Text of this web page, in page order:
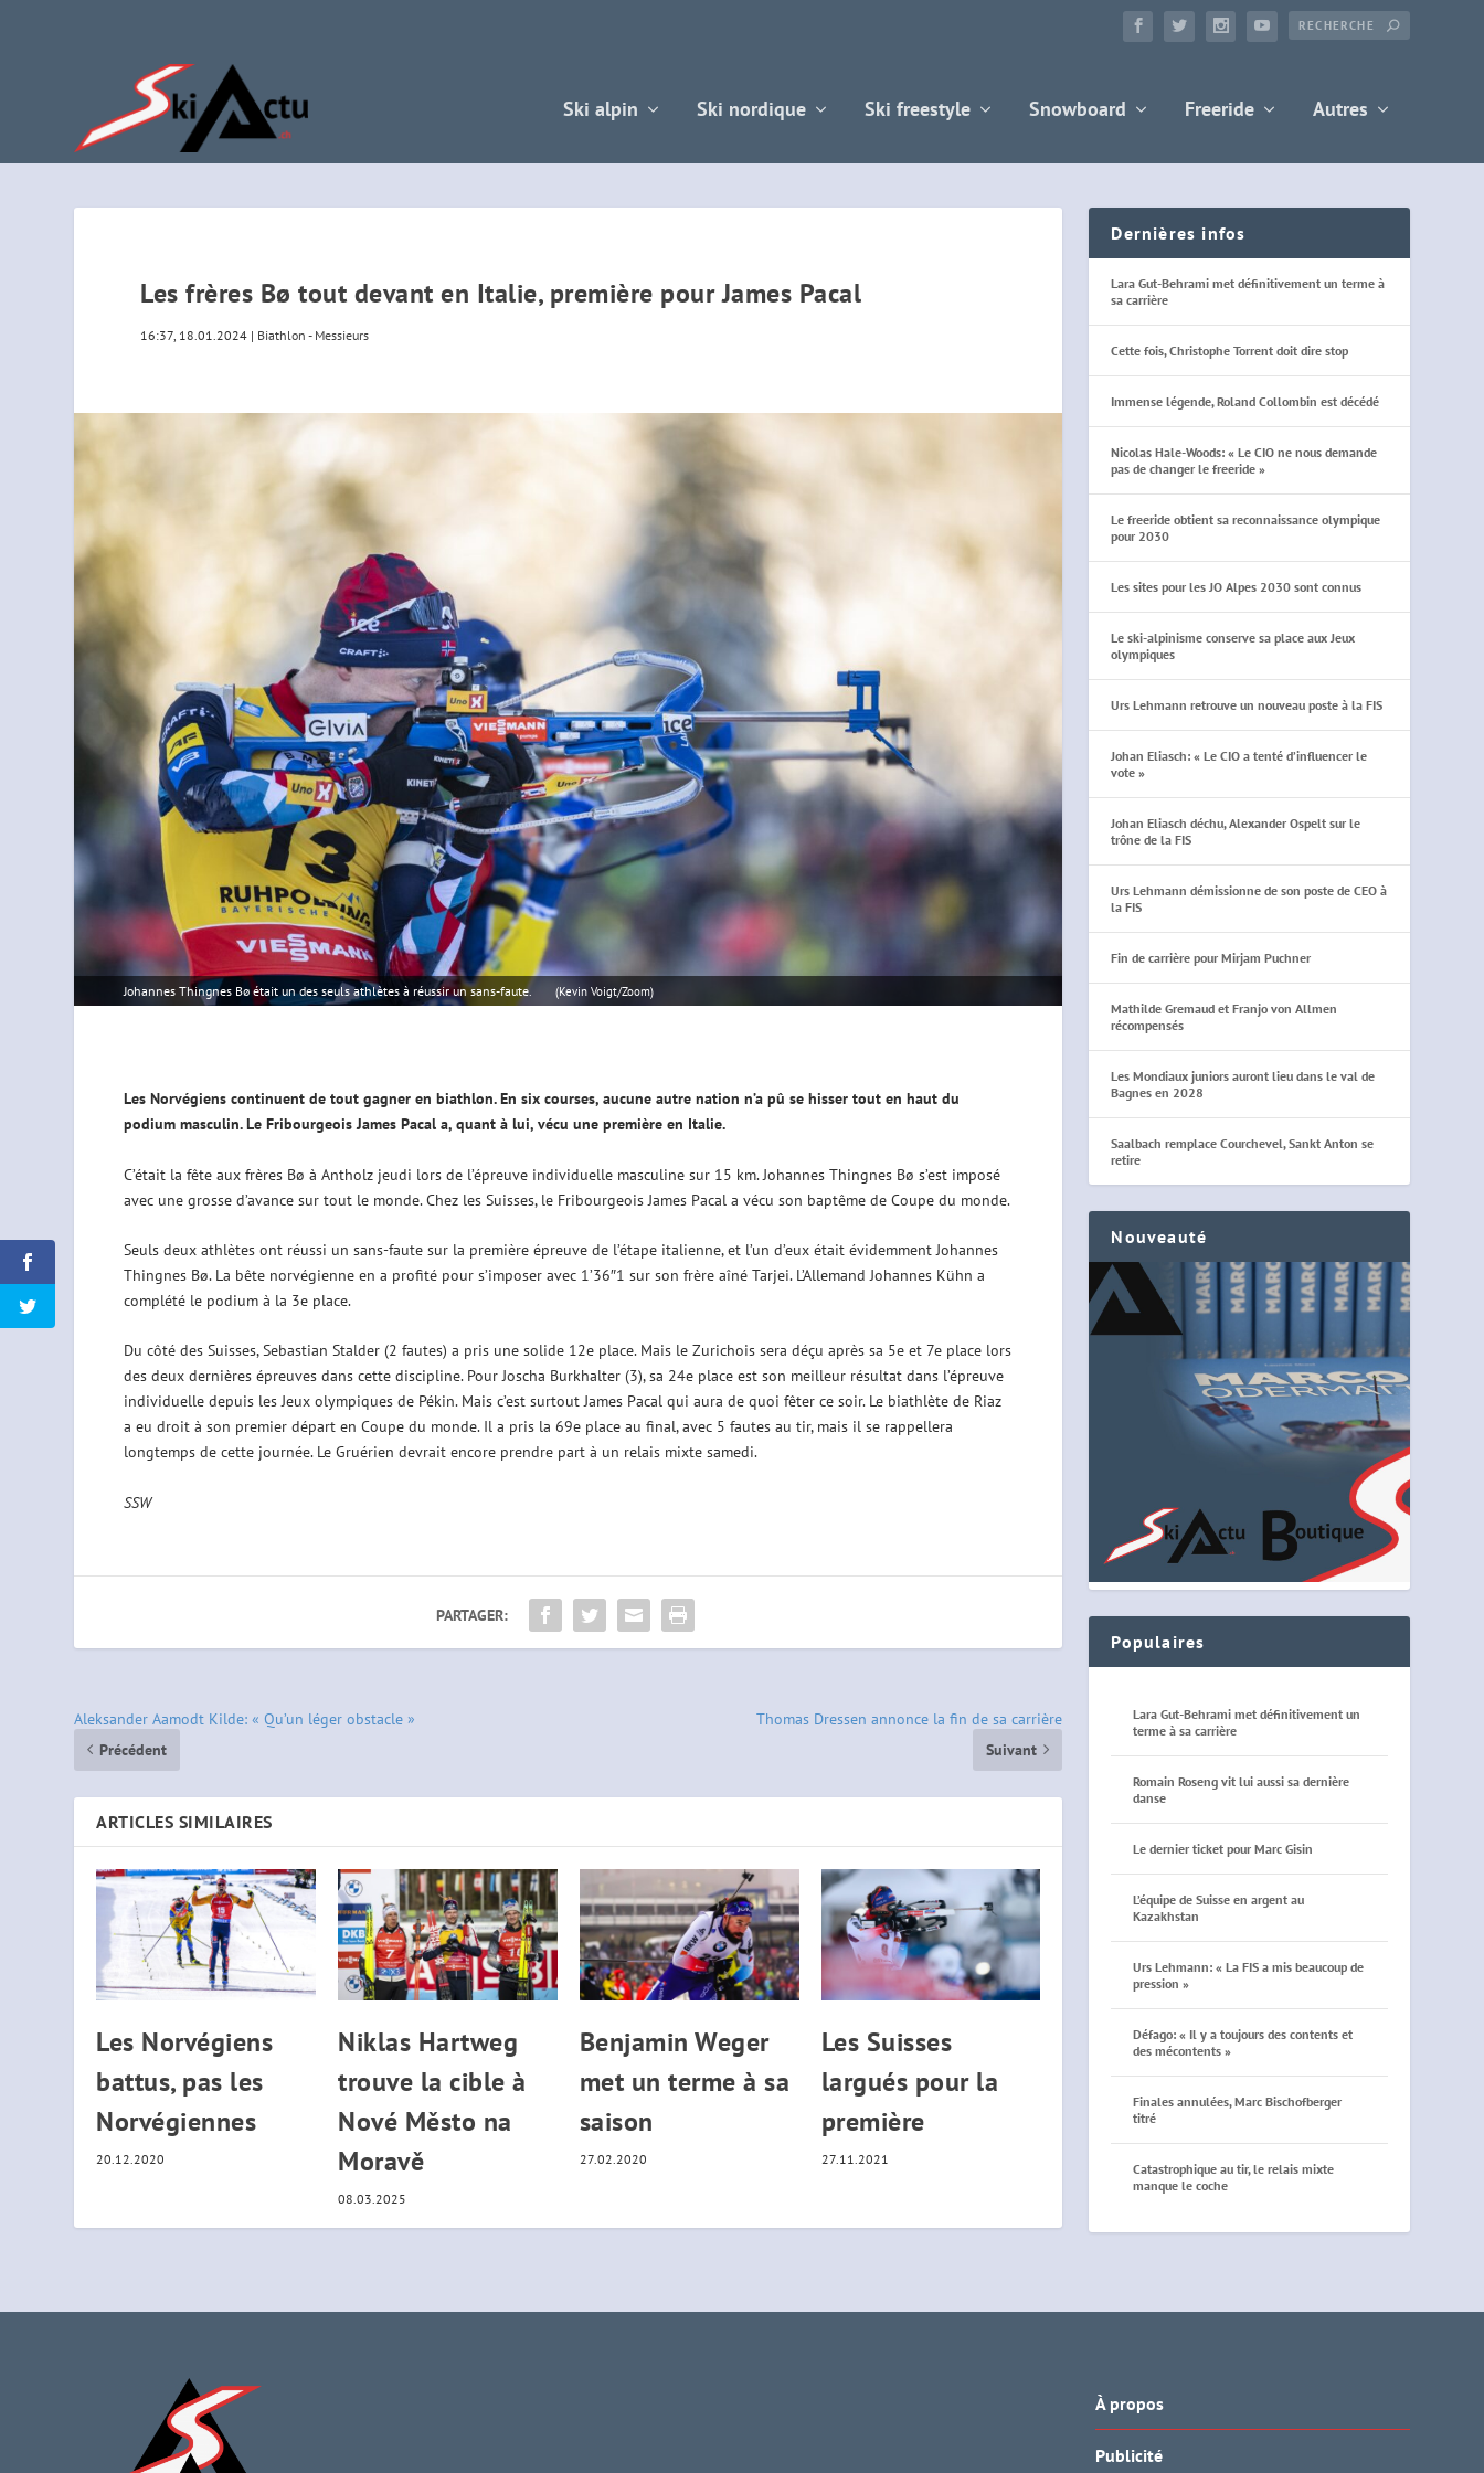
Ski alpin Ski nordique Ski freestyle Snowboard Freeride Autres
Les frères Bø tout devant en Italie, première pour James Pacal
16:37, 18.01.2024 | Biathlon - Messieurs
Johannes Thingnes Bø était un des seuls athlètes à réussir un sans-faute. (Kevin Voigt/Zoom)
Les Norvégiens continuent de tout gagner en biathlon. En six courses, aucune autre nation n’a pû se hisser tout en haut du
podium masculin. Le Fribourgeois James Pacal a, quant à lui, vécu une première en Italie.
C’était la fête aux frères Bø à Antholz jeudi lors de l’épreuve individuelle masculine sur 15 km. Johannes Thingnes Bø s’est imposé
avec une grosse d’avance sur tout le monde. Chez les Suisses, le Fribourgeois James Pacal a vécu son baptême de Coupe du monde.
Seuls deux athlètes ont réussi un sans-faute sur la première épreuve de l’étape italienne, et l’un d’eux était évidemment Johannes
Thingnes Bø. La bête norvégienne en a profité pour s’imposer avec 1’36″1 sur son frère aîné Tarjei. L’Allemand Johannes Kühn a
complété le podium à la 3e place.
Du côté des Suisses, Sebastian Stalder (2 fautes) a pris une solide 12e place. Mais le Zurichois sera déçu après sa 5e et 7e place lors
des deux dernières épreuves dans cette discipline. Pour Joscha Burkhalter (3), sa 24e place est son meilleur résultat dans l’épreuve
individuelle depuis les Jeux olympiques de Pékin. Mais c’est surtout James Pacal qui aura de quoi fêter ce soir. Le biathlète de Riaz
a eu droit à son premier départ en Coupe du monde. Il a pris la 69e place au final, avec 5 fautes au tir, mais il se rappellera
longtemps de cette journée. Le Gruérien devrait encore prendre part à un relais mixte samedi.
SSW
PARTAGER:
Aleksander Aamodt Kilde: « Qu’un léger obstacle »
Précédent
Thomas Dressen annonce la fin de sa carrière
Suivant
ARTICLES SIMILAIRES
Les Norvégiens
battus, pas les
Norvégiennes
20.12.2020
Niklas Hartweg
trouve la cible à
Nové Město na
Moravě
08.03.2025
Benjamin Weger
met un terme à sa
saison
27.02.2020
Les Suisses
largués pour la
première
27.11.2021
Dernières infos
Lara Gut-Behrami met définitivement un terme à
sa carrière
Cette fois, Christophe Torrent doit dire stop
Immense légende, Roland Collombin est décédé
Nicolas Hale-Woods: « Le CIO ne nous demande
pas de changer le freeride »
Le freeride obtient sa reconnaissance olympique
pour 2030
Les sites pour les JO Alpes 2030 sont connus
Le ski-alpinisme conserve sa place aux Jeux
olympiques
Urs Lehmann retrouve un nouveau poste à la FIS
Johan Eliasch: « Le CIO a tenté d’influencer le
vote »
Johan Eliasch déchu, Alexander Ospelt sur le
trône de la FIS
Urs Lehmann démissionne de son poste de CEO à
la FIS
Fin de carrière pour Mirjam Puchner
Mathilde Gremaud et Franjo von Allmen
récompensés
Les Mondiaux juniors auront lieu dans le val de
Bagnes en 2028
Saalbach remplace Courchevel, Sankt Anton se
retire
Nouveauté
Populaires
Lara Gut-Behrami met définitivement un
terme à sa carrière
Romain Roseng vit lui aussi sa dernière
danse
Le dernier ticket pour Marc Gisin
L’équipe de Suisse en argent au
Kazakhstan
Urs Lehmann: « La FIS a mis beaucoup de
pression »
Défago: « Il y a toujours des contents et
des mécontents »
Finales annulées, Marc Bischofberger
titré
Catastrophique au tir, le relais mixte
manque le coche
À propos
Publicité